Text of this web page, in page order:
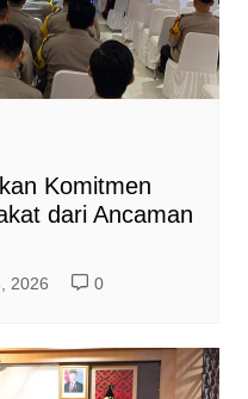
Komitmen
dari Ancaman
2026 0